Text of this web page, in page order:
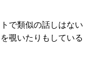
で類似の話しはない
覗いたりもしている